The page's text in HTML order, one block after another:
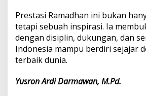
Prestasi Ramadhan ini bukan
tetapi sebuah inspirasi. Ia
dengan disiplin, dukungan, dan
Indonesia mampu berdiri sejajar
terbaik dunia.
Yusron Ardi Darmawan, M.Pd.